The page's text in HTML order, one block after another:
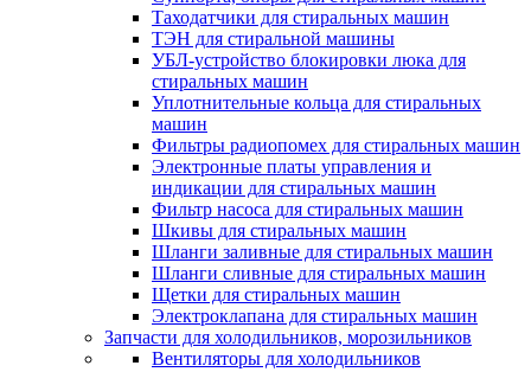
Таходатчики для стиральных машин
ТЭН для стиральной машины
УБЛ-устройство блокировки люка для
стиральных машин
Уплотнительные кольца для стиральных
машин
Фильтры радиопомех для стиральных машин
Электронные платы управления и
индикации для стиральных машин
Фильтр насоса для стиральных машин
Шкивы для стиральных машин
Шланги заливные для стиральных машин
Шланги сливные для стиральных машин
Щетки для стиральных машин
Электроклапана для стиральных машин
Запчасти для холодильников, морозильников
Вентиляторы для холодильников